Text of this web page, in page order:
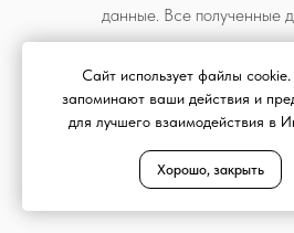
данные. Все полученные
Сайт использует файлы
запоминают ваши действия и
для лучшего взаимодействия в
Хорошо, закрыть